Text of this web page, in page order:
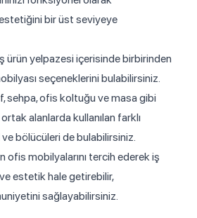
bir üst seviyeye
ürün yelpazesi içerisinde birbirinden
seçeneklerini bulabilirsiniz.
sehpa, ofis koltuğu ve masa gibi
ortak alanlarda kullanılan farklı
bölücüleri de bulabilirsiniz.
ofis mobilyalarını tercih ederek iş
estetik hale getirebilir,
sağlayabilirsiniz.